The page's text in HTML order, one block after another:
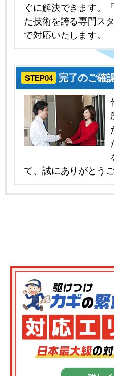
ぐに解決できます。
た技術を誇る専門ス
で対応いたします。
STEP04 完了のご確
て、誠にありがとう